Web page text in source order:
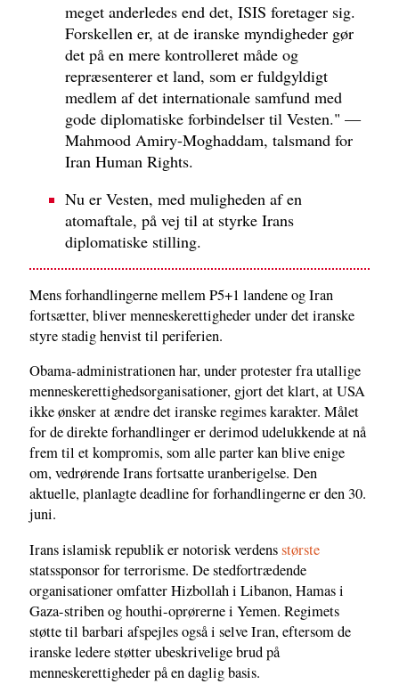
meget anderledes end det, ISIS foretager sig.
Forskellen er, at de iranske myndigheder gør
det på en mere kontrolleret måde og
repræsenterer et land, som er fuldgyldigt
medlem af det internationale samfund med
gode diplomatiske forbindelser til Vesten." —
Mahmood Amiry-Moghaddam, talsmand for
Iran Human Rights.
Nu er Vesten, med muligheden af en
atomaftale, på vej til at styrke Irans
diplomatiske stilling.
Mens forhandlingerne mellem P5+1 landene og Iran
fortsætter, bliver menneskerettigheder under det iranske
styre stadig henvist til periferien.
Obama-administrationen har, under protester fra utallige
menneskerettighedsorganisationer, gjort det klart, at USA
ikke ønsker at ændre det iranske regimes karakter. Målet
for de direkte forhandlinger er derimod udelukkende at nå
frem til et kompromis, som alle parter kan blive enige
om, vedrørende Irans fortsatte uranberigelse. Den
aktuelle, planlagte deadline for forhandlingerne er den 30.
juni.
Irans islamisk republik er notorisk verdensstørste
statssponsor for terrorisme. De stedfortrædende
organisationer omfatter Hizbollah i Libanon, Hamas i
Gaza-striben og houthi-oprørerne i Yemen. Regimets
støtte til barbari afspejles også i selve Iran, eftersom de
iranske ledere støtter ubeskrivelige brud på
menneskerettigheder på en daglig basis.